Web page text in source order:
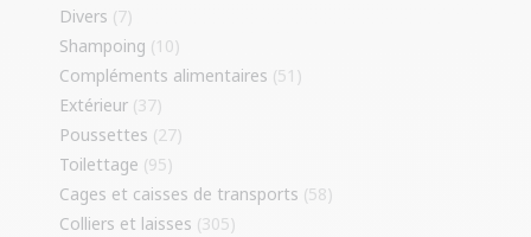
Divers (7)
Shampoing (10)
Compléments alimentaires (51)
Extérieur (37)
Poussettes (27)
Toilettage (95)
Cages et caisses de transports (58)
Colliers et laisses (305)